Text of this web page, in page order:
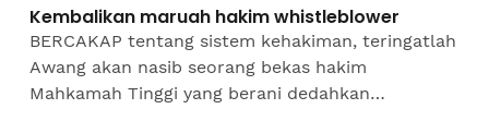
Kembalikan maruah hakim whistleblower
BERCAKAP tentang sistem kehakiman, teringatlah
Awang akan nasib seorang bekas hakim
Mahkamah Tinggi yang berani dedahkan